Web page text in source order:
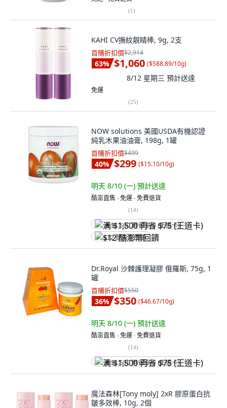
(1)
KAHI CV撫紋靚睛棒, 9g, 2支
首購折扣價$2,914
63% $1,060 ($588.89/10g)
8/12 星期三 預計送達
免運
(25)
NOW solutions 美國USDA有機認證
純乳木果油油膏, 198g, 1罐
首購折扣價$499
40% $299 ($15.10/10g)
明天 8/10 (一) 預計送達
酷澎直售 ∙ 免運 ∙ 免費退貨
(14)
满 $1,500 再省 $75 (王道卡)
$12 酷澎幣回饋
Dr.Royal 沙棘護理凝膠 俄羅斯, 75g, 1
罐
首購折扣價$550
36% $350 ($46.67/10g)
明天 8/10 (一) 預計送達
酷澎直售 ∙ 免運 ∙ 免費退貨
(14)
满 $1,500 再省 $75 (王道卡)
魔法森林[Tony moly] 2xR 膠原蛋白抗
皺多效棒, 10g, 2個